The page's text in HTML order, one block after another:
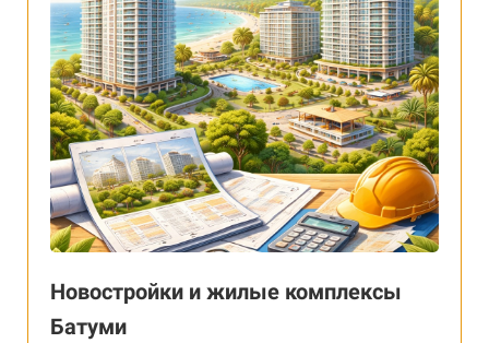
Новостройки и жилые комплексы
Батуми